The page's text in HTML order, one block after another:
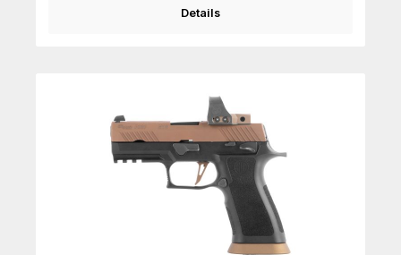
Details